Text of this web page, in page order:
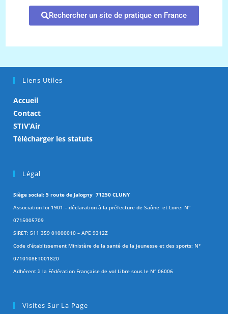
Rechercher un site de pratique en France
Liens Utiles
Accueil
Contact
STIV’Air
Télécharger les statuts
Légal
Siège social: 5 route de Jalogny 71250 CLUNY
Association loi 1901 – déclaration à la préfecture de Saône et Loire: N°
0715005709
SIRET: 511 359 01000010 – APE 9312Z
Code d’établissement Ministère de la santé de la jeunesse et des sports: N°
0710108ET001820
Adhérent à la Fédération Française de vol Libre sous le N° 06006
Visites Sur La Page